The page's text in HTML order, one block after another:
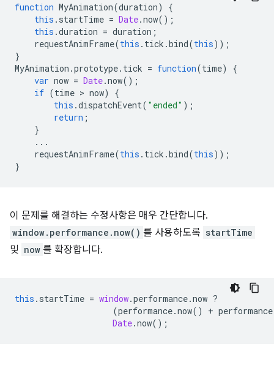
function MyAnimation(duration)
{
this . startTime = Date.now();
this .duration = duration ;
requestAnimFrame(this . tick .bind(this));
}
MyAnimation .prototype. tick = function(time)
{
var now = Date.now();
if (time > now)
{
this .dispatchEvent( "ended" );
return ;
}
...
requestAnimFrame(this . tick .bind(this));
}
이 문제를 해결하는 수정사항은 매우 간단합니다.
window.performance.now() 를 사용하도록 startTime
및 now 를 확장합니다.
this . startTime = window.performance.now ?
(performance.now() + performance
Date.now();